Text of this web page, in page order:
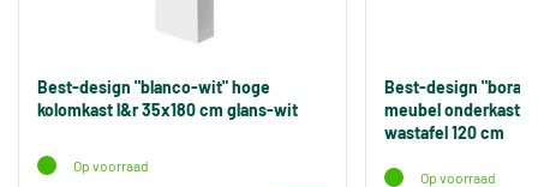
Best-design "blanco-wit" hoge
kolomkast l&r 35x180 cm glans-wit
Op voorraad
Best-design "bora-
meubel onderkast 4
wastafel 120 cm
Op voorraad